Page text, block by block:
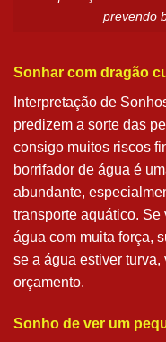
prevendo
Sonhar com dragão
Interpretação de
predizem a sorte das
consigo muitos riscos
borrifador de água é
abundante,
transporte aquático.
água com muita força,
se a água estiver
orçamento.
Sonho de ver um